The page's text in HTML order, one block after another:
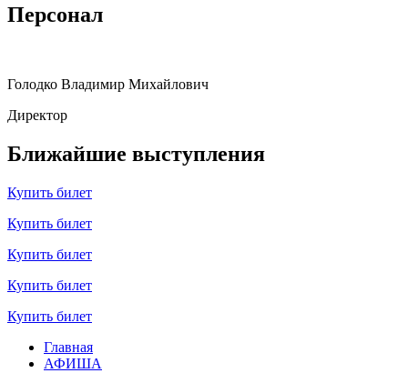
Персонал
Голодко Владимир Михайлович
Директор
Ближайшие выступления
Купить билет
Купить билет
Купить билет
Купить билет
Купить билет
Главная
АФИША